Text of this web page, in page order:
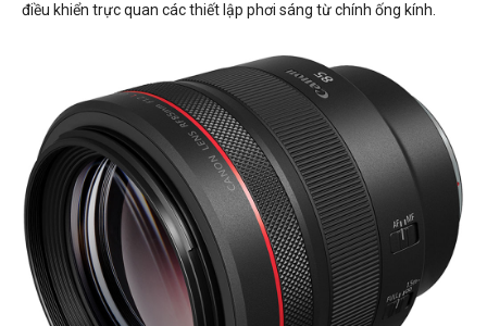
điều khiển trực quan các thiết lập phơi sáng từ chính ống kính.